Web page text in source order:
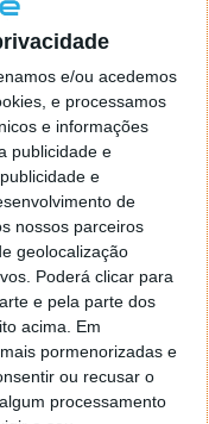
e/ou acedemos
e processamos
e informações
publicidade e
e
de
nossos parceiros
geolocalização
Poderá clicar para
e pela parte dos
acima. Em
pormenorizadas e
ou recusar o
processamento
um ano
Notícias
Autor:Maria Inês Coelho